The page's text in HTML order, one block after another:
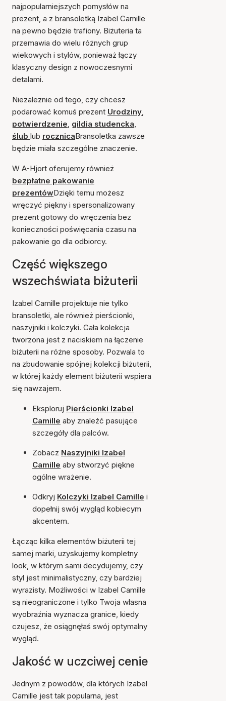
najpopularniejszych pomysłów na
prezent, a z bransoletką Izabel Camille
na pewno będzie trafiony. Biżuteria ta
przemawia do wielu różnych grup
wiekowych i stylów, ponieważ łączy
klasyczny design z nowoczesnymi
detalami.
Niezależnie od tego, czy chcesz
podarować komuś prezent Urodziny,
potwierdzenie, gildia studencka,
ślub lub rocznicaBransoletka zawsze
będzie miała szczególne znaczenie.
W A-Hjort oferujemy również
bezpłatne pakowanie
prezentówDzięki temu możesz
wręczyć piękny i spersonalizowany
prezent gotowy do wręczenia bez
konieczności poświęcania czasu na
pakowanie go dla odbiorcy.
Część większego
wszechświata biżuterii
Izabel Camille projektuje nie tylko
bransoletki, ale również pierścionki,
naszyjniki i kolczyki. Cała kolekcja
tworzona jest z naciskiem na łączenie
biżuterii na różne sposoby. Pozwala to
na zbudowanie spójnej kolekcji biżuterii,
w której każdy element biżuterii wspiera
się nawzajem.
Eksploruj Pierścionki Izabel
Camille aby znaleźć pasujące
szczegóły dla palców.
Zobacz Naszyjniki Izabel
Camille aby stworzyć piękne
ogólne wrażenie.
Odkryj Kolczyki Izabel Camille i
dopełnij swój wygląd kobiecym
akcentem.
Łącząc kilka elementów biżuterii tej
samej marki, uzyskujemy kompletny
look, w którym sami decydujemy, czy
styl jest minimalistyczny, czy bardziej
wyrazisty. Możliwości w Izabel Camille
są nieograniczone i tylko Twoja własna
wyobraźnia wyznacza granice, kiedy
czujesz, że osiągnęłaś swój optymalny
wygląd.
Jakość w uczciwej cenie
Jednym z powodów, dla których Izabel
Camille jest tak popularna, jest